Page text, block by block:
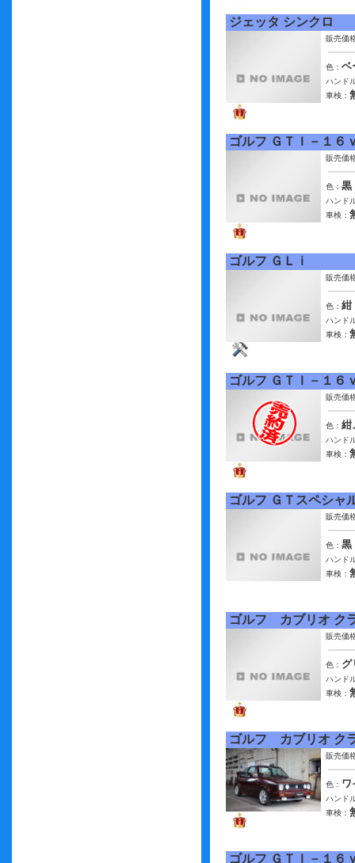
ジェッタ シンクロ
販売価
色： ベ
ハンド
車検：
ゴルフ ＧＴＩ－１６
販売価
色： 黒
ハンド
車検：
ゴルフ ＧＬｉ
販売価
色： 紺
ハンド
車検：
ゴルフ ＧＴＩ－１６
販売価
色： 紺
ハンド
車検：
ゴルフ ＧＴスペシャ
販売価
色： 黒
ハンド
車検：
ゴルフ カブリオ ク
販売価
色： グ
ハンド
車検：
ゴルフ カブリオ ク
販売価
色： ワ
ハンド
車検：
ゴルフ ＧＴＩ－１６